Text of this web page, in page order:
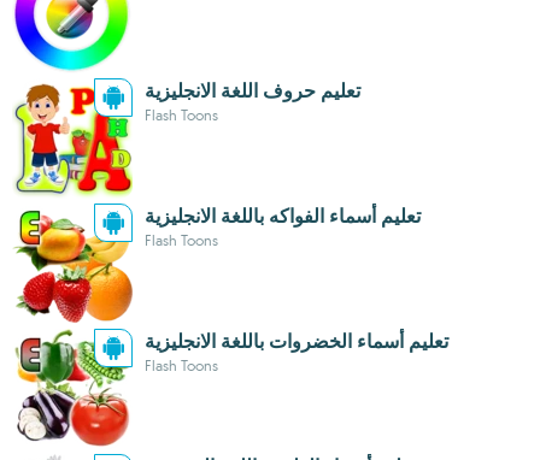
تعليم حروف اللغة الانجليزية
Flash Toons
تعليم أسماء الفواكه باللغة الانجليزية
Flash Toons
تعليم أسماء الخضروات باللغة الانجليزية
Flash Toons